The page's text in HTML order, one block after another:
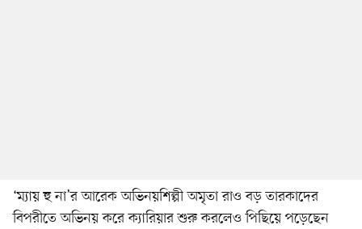
‘ম্যায় হু না’র আরেক অভিনয়শিল্পী অমৃতা রাও বড় তারকাদের
বিপরীতে অভিনয় করে ক্যারিয়ার শুরু করলেও পিছিয়ে পড়েছেন